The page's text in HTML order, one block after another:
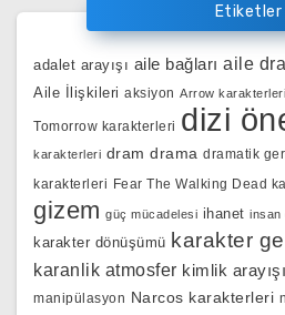
Etiketler
adalet arayışı aile bağları aile
Aile İlişkileri aksiyon Arrow karakterleri
Tomorrow karakterleri dizi
karakterleri dram drama dramatik
karakterleri Fear The Walking Dead
gizem güç mücadelesi ihanet insan
karakter dönüşümü karakter
karanlik atmosfer kimlik arayışı
manipülasyon Narcos karakterleri